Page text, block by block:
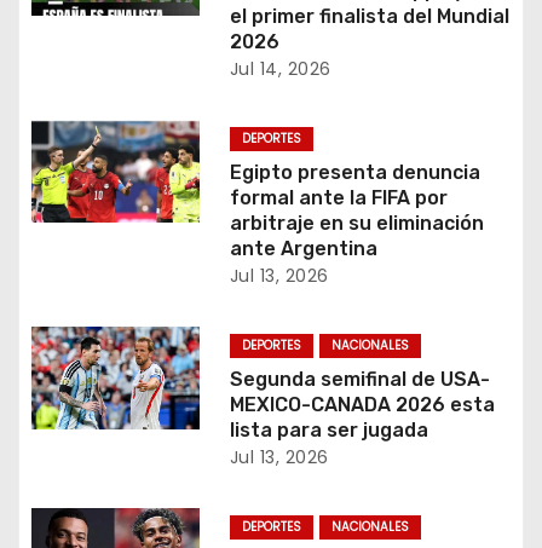
t
r
a
s
el primer finalista del Mundial
2026
Jul 14, 2026
DEPORTES
Egipto presenta denuncia
formal ante la FIFA por
arbitraje en su eliminación
ante Argentina
Jul 13, 2026
DEPORTES NACIONALES
Segunda semifinal de USA-
MEXICO-CANADA 2026 esta
lista para ser jugada
Jul 13, 2026
DEPORTES NACIONALES